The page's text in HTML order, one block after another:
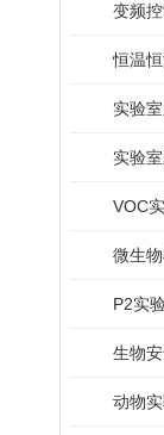
变频控
恒温
实验
实验
VOC
微生
P2实
生物
动物